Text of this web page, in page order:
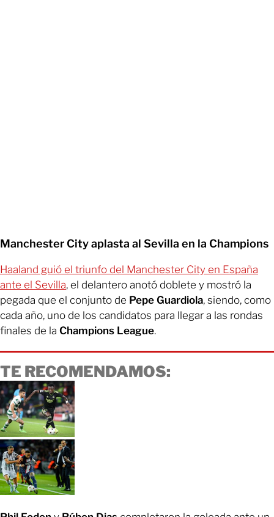
Manchester City aplasta al Sevilla en la Champions
Haaland guió el triunfo del Manchester City en España
ante el Sevilla, el delantero anotó doblete y mostró la
pegada que el conjunto de Pepe Guardiola, siendo, como
cada año, uno de los candidatos para llegar a las rondas
finales de la Champions League.
TE RECOMENDAMOS: